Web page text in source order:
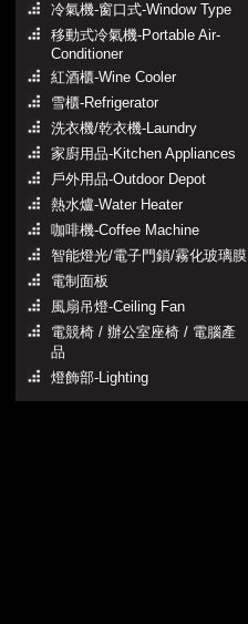
冷氣機-窗口式-Window Type
移動式冷氣機-Portable Air-
Conditioner
紅酒櫃-Wine Cooler
雪櫃-Refrigerator
洗衣機/乾衣機-Laundry
家廚用品-Kitchen Appliances
戶外用品-Outdoor Depot
熱水爐-Water Heater
咖啡機-Coffee Machine
智能燈光/電子門鎖/霧化玻璃膜
電制面板
風扇吊燈-Ceiling Fan
電競椅 / 辦公室座椅 / 電腦產
品
燈飾部-Lighting